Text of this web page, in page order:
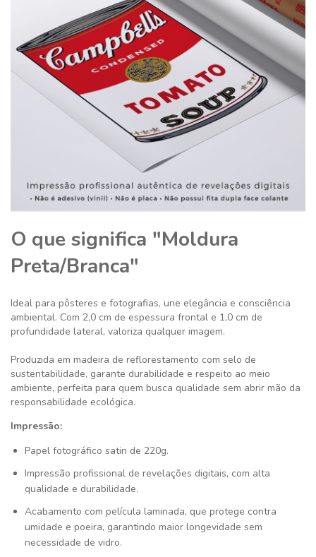
O que significa "Moldura
Preta/Branca"
Ideal para pôsteres e fotografias, une elegância e consciência
ambiental. Com 2,0 cm de espessura frontal e 1,0 cm de
profundidade lateral, valoriza qualquer imagem.
Produzida em madeira de reflorestamento com selo de
sustentabilidade, garante durabilidade e respeito ao meio
ambiente, perfeita para quem busca qualidade sem abrir mão da
responsabilidade ecológica.
Impressão:
Papel fotográfico satin de 220g.
Impressão profissional de revelações digitais, com alta
qualidade e durabilidade.
Acabamento com película laminada, que protege contra
umidade e poeira, garantindo maior longevidade sem
necessidade de vidro.